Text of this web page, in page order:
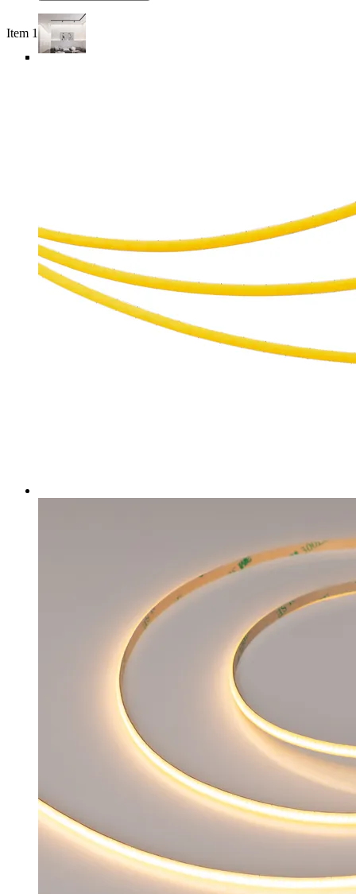
Item 1 of 6